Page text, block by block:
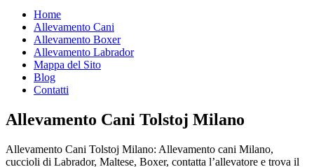
Home
Allevamento Cani
Allevamento Boxer
Allevamento Labrador
Mappa del Sito
Blog
Contatti
Allevamento Cani Tolstoj Milano
Allevamento Cani Tolstoj Milano: Allevamento cani Milano,
cuccioli di Labrador, Maltese, Boxer, contatta l’allevatore e trova il